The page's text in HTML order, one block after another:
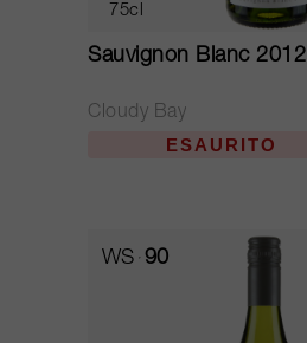
75cl
Sauvignon Blanc 2012
Cloudy Bay
ESAURITO
WS 90